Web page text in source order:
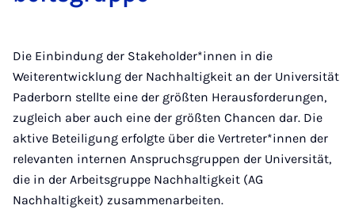
Die Einbindung der Stakeholder*innen in die
Weiterentwicklung der Nachhaltigkeit an der Universität
Paderborn stellte eine der größten Herausforderungen,
zugleich aber auch eine der größten Chancen dar. Die
aktive Beteiligung erfolgte über die Vertreter*innen der
relevanten internen Anspruchsgruppen der Universität,
die in der Arbeitsgruppe Nachhaltigkeit (AG
Nachhaltigkeit) zusammenarbeiten.